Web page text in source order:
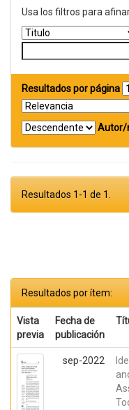
Usa los filtros para
Resultados por página
Autor/
Resultados 1-1 de 1.
Resultados por ítem:
Vista
previa
Fecha de
publicación
sep-2022